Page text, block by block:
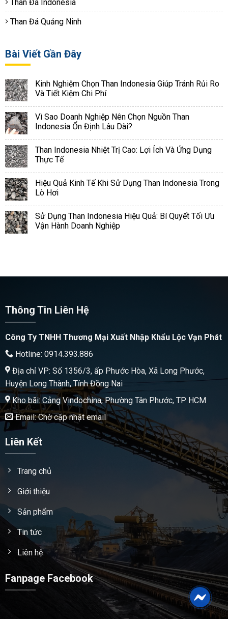
Than Đá Indonesia
Than Đá Quảng Ninh
Bài Viết Gần Đây
Kinh Nghiệm Chọn Than Indonesia Giúp Tránh Rủi Ro
Và Tiết Kiệm Chi Phí
Vì Sao Doanh Nghiệp Nên Chọn Nguồn Than
Indonesia Ổn Định Lâu Dài?
Than Indonesia Nhiệt Trị Cao: Lợi Ích Và Ứng Dụng
Thực Tế
Hiệu Quả Kinh Tế Khi Sử Dụng Than Indonesia Trong
Lò Hơi
Sử Dụng Than Indonesia Hiệu Quả: Bí Quyết Tối Ưu
Vận Hành Doanh Nghiệp
Thông Tin Liên Hệ
Công Ty TNHH Thương Mại Xuất Nhập Khẩu Lộc Vạn Phát
Hotline: 0914.393.886
Địa chỉ VP: Số 1356/3, ấp Phước Hòa, Xã Long Phước,
Huyện Long Thành, Tỉnh Đồng Nai
Kho bãi: Cảng Vindochina, Phường Tân Phước, TP HCM
Email: Chờ cập nhật email
Liên Kết
Trang chủ
Giới thiệu
Sản phẩm
Tin tức
Liên hệ
Fanpage Facebook